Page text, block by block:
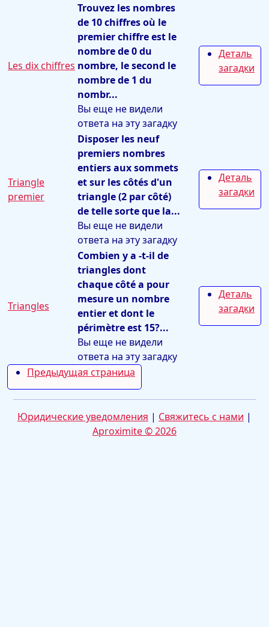
Les dix chiffres
Trouvez les nombres
de 10 chiffres où le
premier chiffre est le
nombre de 0 du
nombre, le second le
nombre de 1 du
nombr...
Вы еще не видели
ответа на эту загадку
Деталь
загадки
Triangle
premier
Disposer les neuf
premiers nombres
entiers aux sommets
et sur les côtés d'un
triangle (2 par côté)
de telle sorte que la...
Вы еще не видели
ответа на эту загадку
Деталь
загадки
Triangles
Combien y a -t-il de
triangles dont
chaque côté a pour
mesure un nombre
entier et dont le
périmètre est 15?...
Вы еще не видели
ответа на эту загадку
Деталь
загадки
Предыдущая страница
Юридические уведомления | Свяжитесь с нами |
Aproximite © 2026